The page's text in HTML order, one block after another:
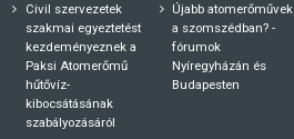
Civil szervezetek
szakmai egyeztetést
kezdeményeznek a
Paksi Atomerőmű
hűtővíz-
kibocsátásának
szabályozásáról
Újabb atomerőművek
a szomszédban? -
fórumok
Nyíregyházán és
Budapesten